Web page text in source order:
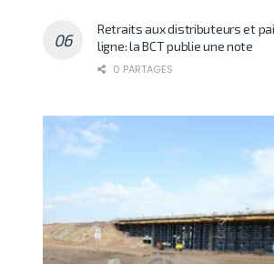
Retraits aux distributeurs et
ligne: la BCT publie une note
0 PARTAGES